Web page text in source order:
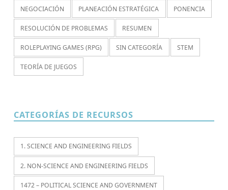
NEGOCIACIÓN PLANEACIÓN ESTRATÉGICA PONENCIA
RESOLUCIÓN DE PROBLEMAS RESUMEN
ROLEPLAYING GAMES (RPG) SIN CATEGORÍA STEM
TEORÍA DE JUEGOS
CATEGORÍAS DE RECURSOS
1. SCIENCE AND ENGINEERING FIELDS
2. NON-SCIENCE AND ENGINEERING FIELDS
1472 – POLITICAL SCIENCE AND GOVERNMENT